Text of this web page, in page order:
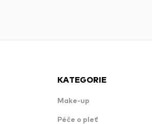
KATEGORIE
Make-up
Péče o pleť